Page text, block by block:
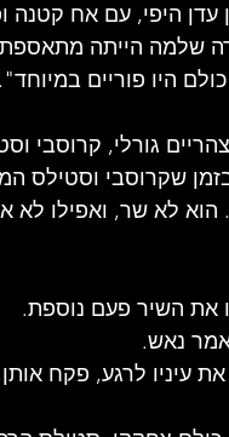
עדן היפי, עם אח קטנה
שלמה הייתה
היו פוריים במיוחד".
גורלי, קרוסבי
שקרוסבי וסטילס
את השיר פעם נוספת.
נאש.
עיניו לרגע, פקח